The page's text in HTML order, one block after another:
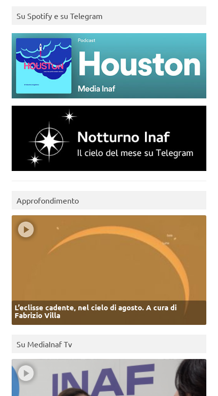
Su Spotify e su Telegram
Approfondimento
L’eclisse cadente, nel cielo di agosto. A cura di
Fabrizio Villa
Su MediaInaf Tv